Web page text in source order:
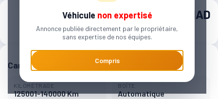
Véhicule non expertisé
Annonce publiée directement par le propriétaire,
sans expertise de nos équipes.
Compris
245 000 MAD
3 818 MAD / mois
Caractéristiques principales
KILOMÉTRAGE
125001-140000 Km
BOÎTE
Automatique